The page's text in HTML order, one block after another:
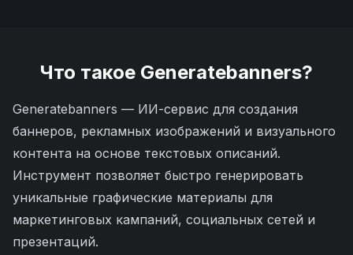
Что такое Generatebanners?
Generatebanners — ИИ-сервис для создания
баннеров, рекламных изображений и визуального
контента на основе текстовых описаний.
Инструмент позволяет быстро генерировать
уникальные графические материалы для
маркетинговых кампаний, социальных сетей и
презентаций.